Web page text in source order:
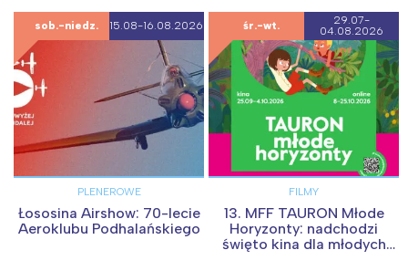
sob.-niedz. 15.08-16.08.2026
Patronat
PLENEROWE
Łososina Airshow: 70-lecie
Aeroklubu Podhalańskiego
śr.-wt.
29.07-
04.08.2026
FILMY
13. MFF TAURON Młode
Horyzonty: nadchodzi
święto kina dla młodych